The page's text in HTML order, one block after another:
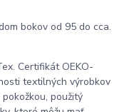
bokov od 95 do cca.
Certifikát OEKO-
textilných výrobkov
použitý